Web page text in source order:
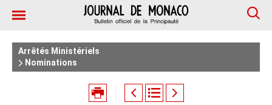
Arrêtés Ministériels
Nominations